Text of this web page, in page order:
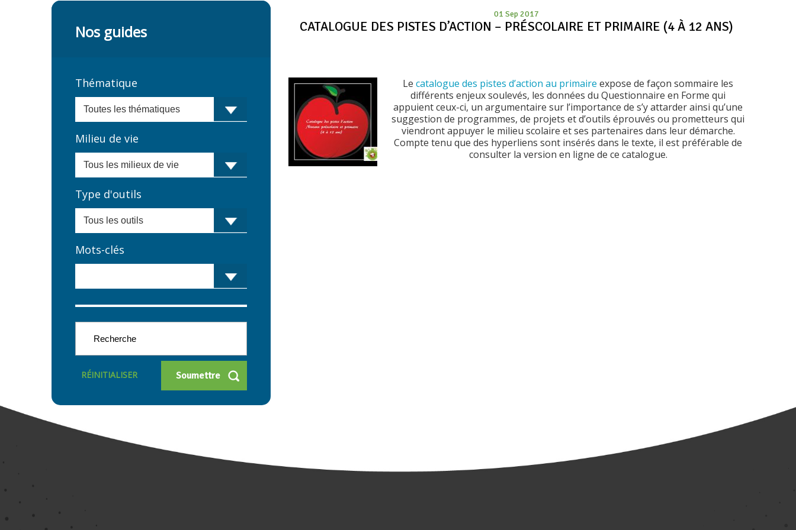
Nos guides
Thématique
Milieu de vie
Type d'outils
Mots-clés
RÉINITIALISER
01 Sep 2017
CATALOGUE DES PISTES D’ACTION – PRÉSCOLAIRE ET PRIMAIRE (4 À 12 ANS)
Le catalogue des pistes d’action au primaire expose de façon sommaire les
différents enjeux soulevés, les données du Questionnaire en Forme qui
appuient ceux-ci, un argumentaire sur l’importance de s’y attarder ainsi qu’une
suggestion de programmes, de projets et d’outils éprouvés ou prometteurs qui
viendront appuyer le milieu scolaire et ses partenaires dans leur démarche.
Compte tenu que des hyperliens sont insérés dans le texte, il est préférable de
consulter la version en ligne de ce catalogue.